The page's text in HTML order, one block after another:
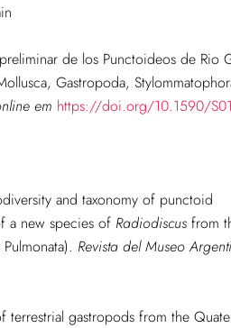
de los Punctoideos de Rio
Gastropoda,
em https://doi.org/10.1590/
and taxonomy of punctoid
a new species of Radiodiscusfrom
Revista del Museo
gastropods from the